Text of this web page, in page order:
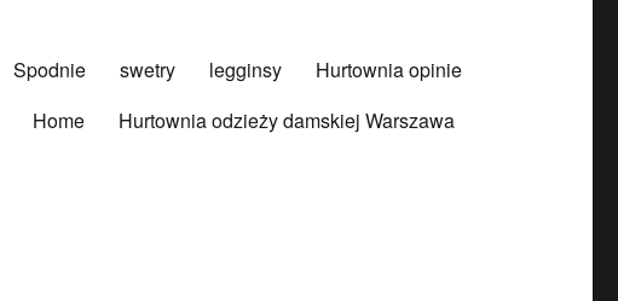
Spodnie swetry legginsy
Hurtownia opinie
Home
Hurtownia odzieży damskiej Warszawa